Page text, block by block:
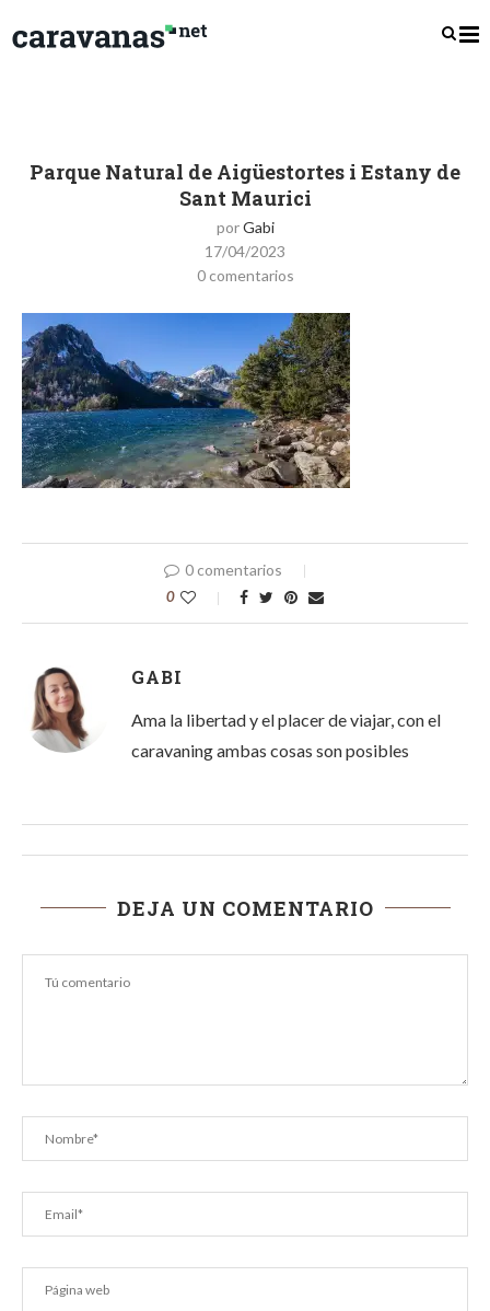
Parque Natural de Aigüestortes i Estany de
Sant Maurici
porGabi
17/04/2023
0 comentarios
0 comentarios
0
GABI
Ama la libertad y el placer de viajar, con el
caravaning ambas cosas son posibles
DEJA UN COMENTARIO